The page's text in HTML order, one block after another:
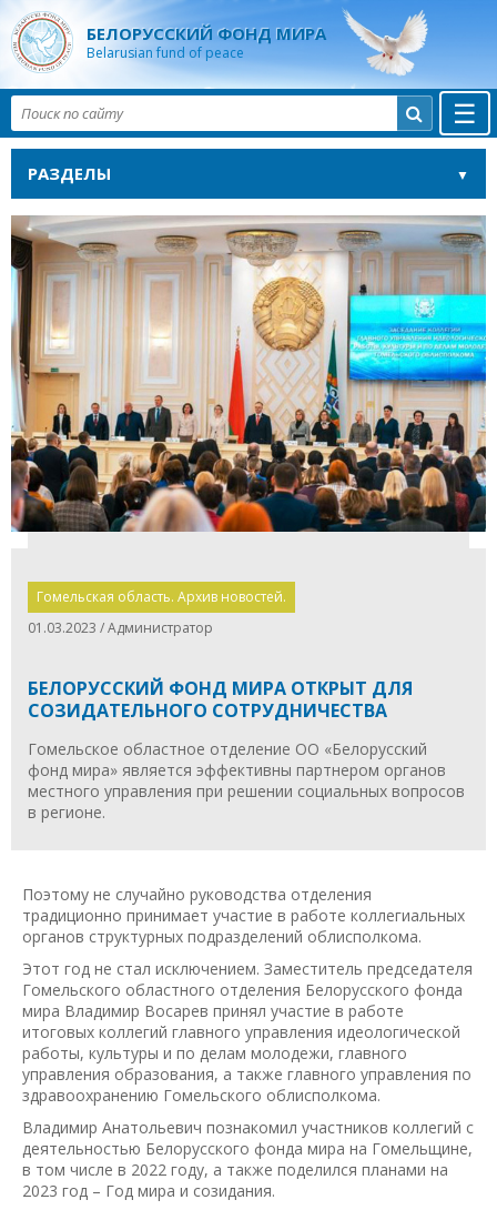
БЕЛОРУССКИЙ ФОНД МИРА
Belarusian fund of peace
☰

РАЗДЕЛЫ
Гомельская область. Архив новостей.
01.03.2023 / Администратор
БЕЛОРУССКИЙ ФОНД МИРА ОТКРЫТ ДЛЯ
СОЗИДАТЕЛЬНОГО СОТРУДНИЧЕСТВА
Гомельское областное отделение ОО «Белорусский
фонд мира» является эффективны партнером органов
местного управления при решении социальных вопросов
в регионе.
Поэтому не случайно руководства отделения
традиционно принимает участие в работе коллегиальных
органов структурных подразделений облисполкома.
Этот год не стал исключением. Заместитель председателя
Гомельского областного отделения Белорусского фонда
мира Владимир Восарев принял участие в работе
итоговых коллегий главного управления идеологической
работы, культуры и по делам молодежи, главного
управления образования, а также главного управления по
здравоохранению Гомельского облисполкома.
Владимир Анатольевич познакомил участников коллегий с
деятельностью Белорусского фонда мира на Гомельщине,
в том числе в 2022 году, а также поделился планами на
2023 год – Год мира и созидания.